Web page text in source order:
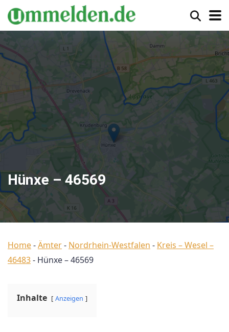
Hünxe – 46569
Home-Ämter- Nordrhein-Westfalen - Kreis – Wesel –
46483- Hünxe – 46569
Inhalte Anzeigen